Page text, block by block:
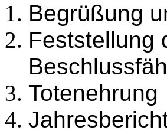
Begrüßung
Feststellung
Totenehrung